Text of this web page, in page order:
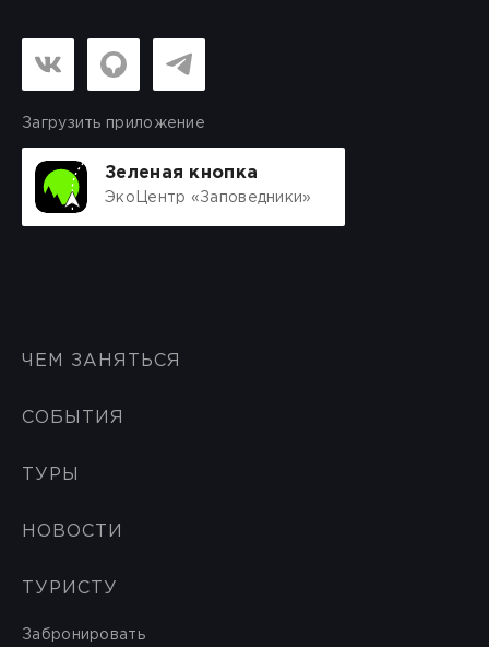
Загрузить приложение
Зеленая кнопка
ЭкоЦентр «Заповедники»
ЧЕМ ЗАНЯТЬСЯ
СОБЫТИЯ
ТУРЫ
НОВОСТИ
ТУРИСТУ
Забронировать